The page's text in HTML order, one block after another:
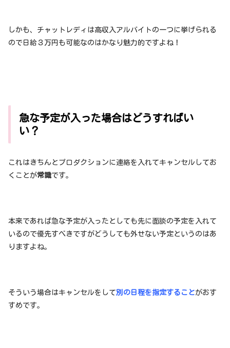
しかも、チャットレディは高収入アルバイトの一つに挙げられる
ので日給３万円も可能なのはかなり魅力的ですよね！
急な予定が入った場合はどうすればい
い？
これはきちんとプロダクションに連絡を入れてキャンセルしてお
くことが常識です。
本来であれば急な予定が入ったとしても先に面談の予定を入れて
いるので優先すべきですがどうしても外せない予定というのはあ
りますよね。
そういう場合はキャンセルをして別の日程を指定することがおす
すめです。